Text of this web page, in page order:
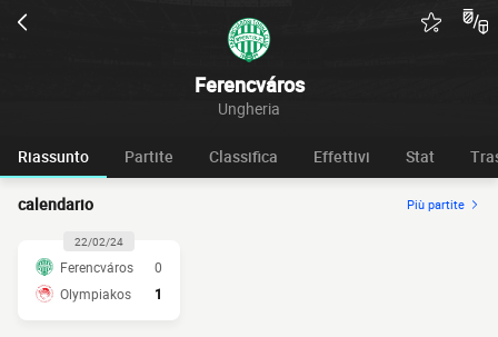
Ferencváros
Ungheria
Riassunto Partite Classifica Effettivi Stat
calendario Più partite
22/02/24
Ferencváros
0
Olympiakos
1